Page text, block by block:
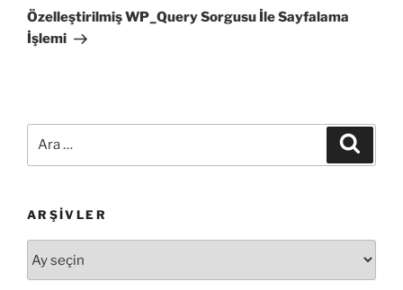
Yazı
Özelleştirilmiş WP_Query Sorgusu İle Sayfalama
İşlemi
ARŞIVLER